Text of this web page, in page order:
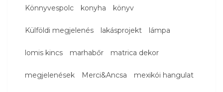
Könnyvespolc konyha könyv
Külföldi megjelenés lakásprojekt lámpa
lomis kincs marhabőr matrica dekor
megjelenések Merci&Ancsa mexikói hangulat